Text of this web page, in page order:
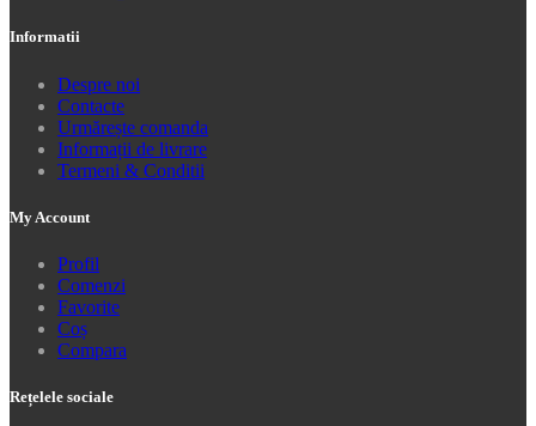
Informatii
Despre noi
Contacte
Urmărește comanda
Informații de livrare
Termeni & Conditii
My Account
Profil
Comenzi
Favorite
Coș
Compara
Rețelele sociale